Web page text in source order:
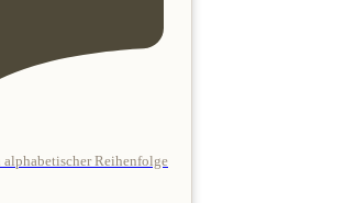
Reihenfolge